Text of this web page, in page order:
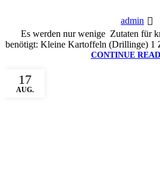
admin
Es werden nur wenige Zutaten für
benötigt: Kleine Kartoffeln (Drillinge) 1
CONTINUE
17
AUG.